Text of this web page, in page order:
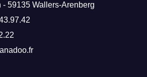
59135 Wallers-Arenberg